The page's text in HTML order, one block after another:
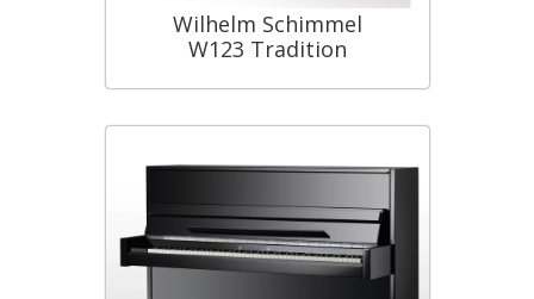
Wilhelm Schimmel
W123 Tradition